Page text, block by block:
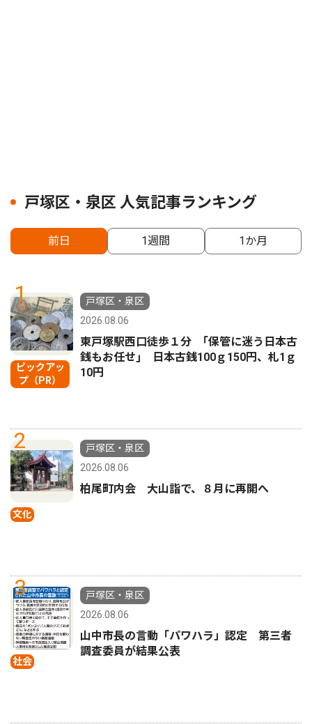
戸塚区・泉区 人気記事ランキング
前日 1週間 1か月
1
ピックアッ
プ（PR）
戸塚区・泉区
2026.08.06
東戸塚駅西口徒歩１分 ｢保管に迷う日本古
銭もお任せ｣ 日本古銭100ｇ150円、札1ｇ
10円
2
文化
戸塚区・泉区
2026.08.06
柏尾町内会 大山詣で、８月に再開へ
3
社会
戸塚区・泉区
2026.08.06
山中市長の言動「パワハラ」認定 第三者
調査委員が結果公表